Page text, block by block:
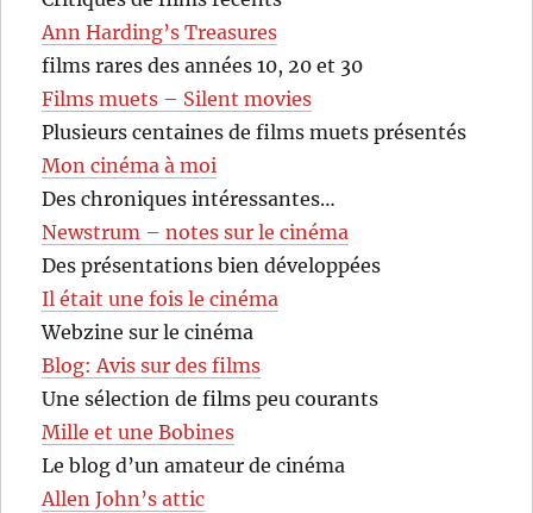
Ann Harding’s Treasures
films rares des années 10, 20 et 30
Films muets – Silent movies
Plusieurs centaines de films muets présentés
Mon cinéma à moi
Des chroniques intéressantes…
Newstrum – notes sur le cinéma
Des présentations bien développées
Il était une fois le cinéma
Webzine sur le cinéma
Blog: Avis sur des films
Une sélection de films peu courants
Mille et une Bobines
Le blog d’un amateur de cinéma
Allen John’s attic